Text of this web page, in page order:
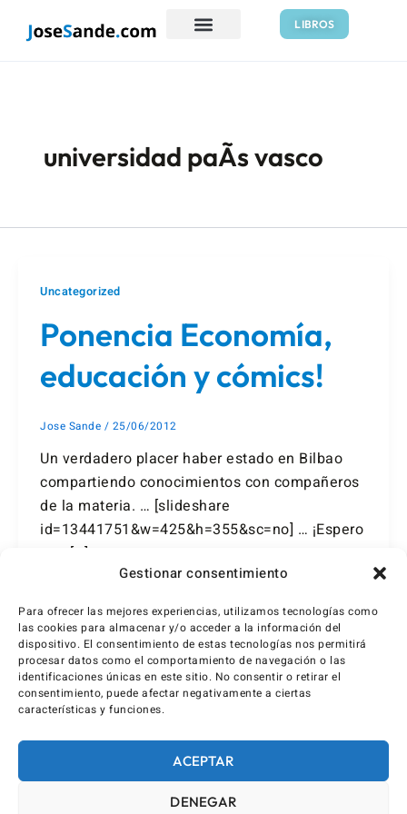
Gestionar consentimiento
Para ofrecer las mejores experiencias, utilizamos tecnologías como
las cookies para almacenar y/o acceder a la información del
dispositivo. El consentimiento de estas tecnologías nos permitirá
procesar datos como el comportamiento de navegación o las
identificaciones únicas en este sitio. No consentir o retirar el
consentimiento, puede afectar negativamente a ciertas
características y funciones.
ACEPTAR
DENEGAR
LIBROS
universidad paÃ­s vasco
Uncategorized
Ponencia Economía,
educación y cómics!
Jose Sande / 25/06/2012
Un verdadero placer haber estado en Bilbao
compartiendo conocimientos con compañeros
de la materia. … [slideshare
id=13441751&w=425&h=355&sc=no] … ¡Espero
que […]